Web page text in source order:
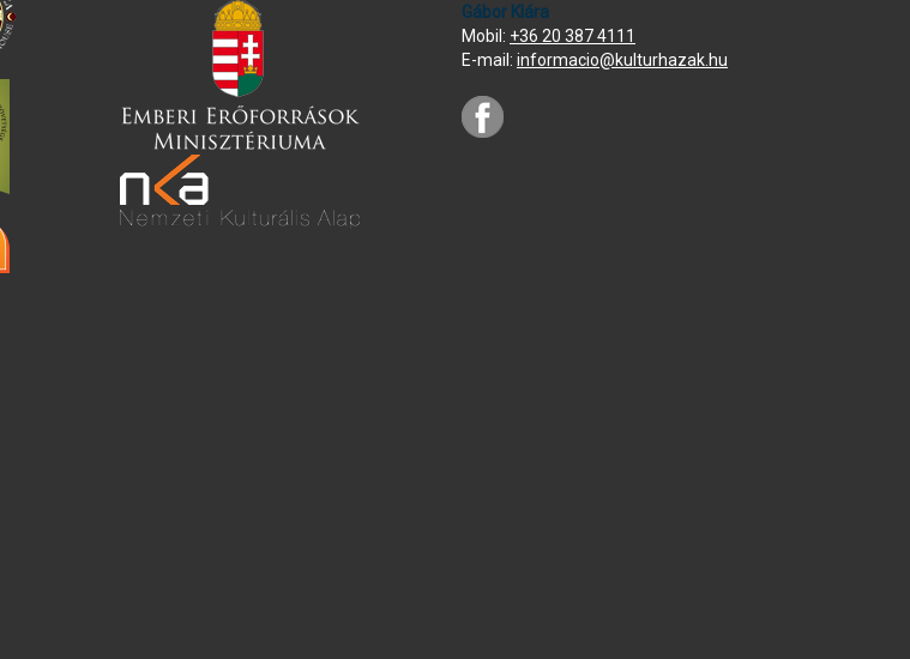
Gábor Klára
Mobil: +36 20 387 4111
E-mail: informacio@kulturhazak.hu